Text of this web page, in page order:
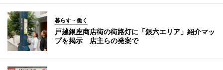
暮らす・働く
戸越銀座商店街の街路灯に「銀六エリア」紹介マッ
プを掲示 店主らの発案で